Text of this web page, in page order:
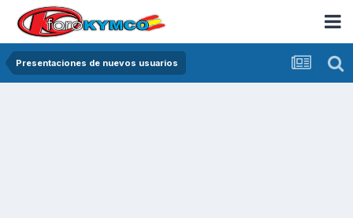
Presentaciones de nuevos usuarios